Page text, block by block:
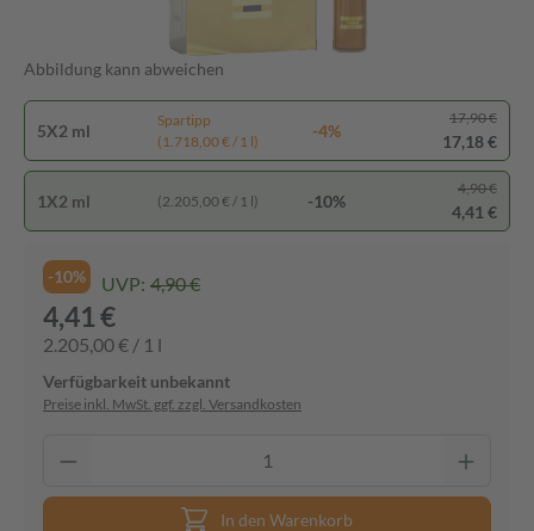
Abbildung kann abweichen
5X2 ml
Spartipp
(1.718,00 € / 1 l)
-4%
17,90 €
17,18 €
1X2 ml (2.205,00 € / 1 l) -10%
4,90 €
4,41 €
-10% UVP: 4,90 €
4,41 €
2.205,00 € / 1 l
Verfügbarkeit unbekannt
Preise inkl. MwSt. ggf. zzgl. Versandkosten
In den Warenkorb